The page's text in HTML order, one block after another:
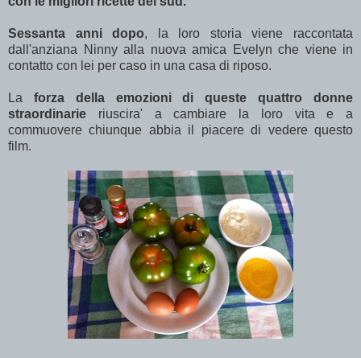
Sessanta anni dopo, la loro storia viene raccontata
dall'anziana Ninny alla nuova amica Evelyn che viene in
contatto con lei per caso in una casa di riposo.
La forza della emozioni di queste quattro donne
straordinarie riuscira' a cambiare la loro vita e a
commuovere chiunque abbia il piacere di vedere questo
film.